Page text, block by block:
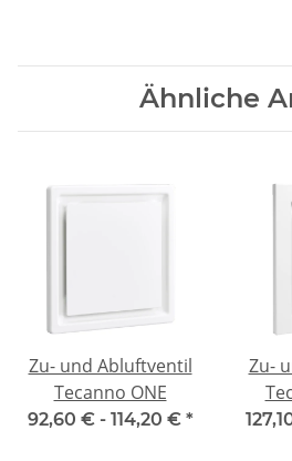
Ähnliche
Zu- und Abluftventil
Tecanno ONE
92,60 € - 114,20 € *
Zu-